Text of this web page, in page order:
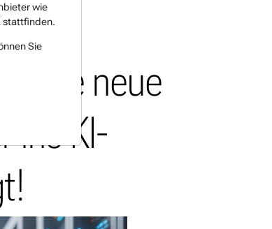
neue
ins KI-
wie
stattfinden.
Sie